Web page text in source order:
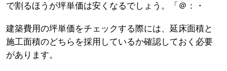
で割るほうが坪単価は安くなるでしょう。「＠：・
建築費用の坪単価をチェックする際には、延床面積と
施工面積のどちらを採用しているか確認しておく必要
があります。